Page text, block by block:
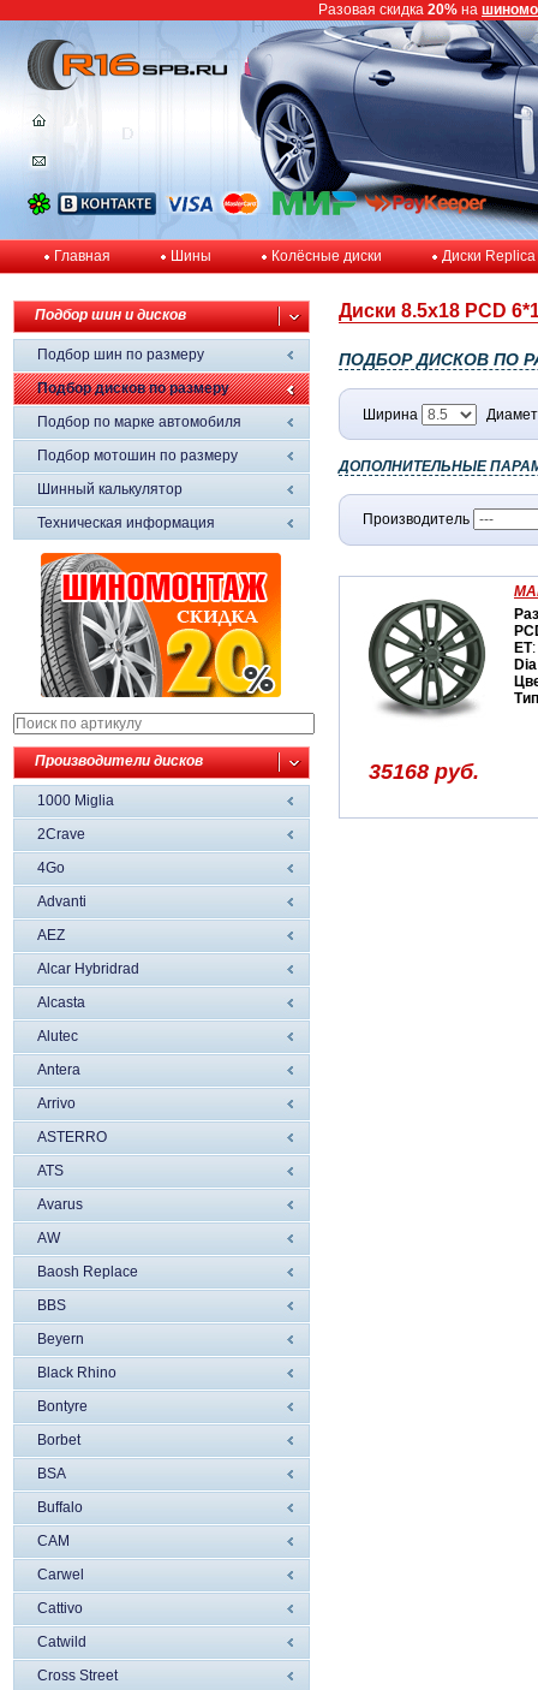
Главная Шины Колёсные диски Диски Replica
Подбор шин и дисков
Подбор шин по размеру
Подбор дисков по размеру
Подбор по марке автомобиля
Подбор мотошин по размеру
Шинный калькулятор
Техническая информация
Производители дисков
1000 Miglia
2Crave
4Go
Advanti
AEZ
Alcar Hybridrad
Alcasta
Alutec
Antera
Arrivo
ASTERRO
ATS
Avarus
AW
Baosh Replace
BBS
Beyern
Black Rhino
Bontyre
Borbet
BSA
Buffalo
CAM
Carwel
Cattivo
Catwild
Cross Street
Диски 8.5x18 PCD
ПОДБОР ДИСКОВ ПО
Ширина
ДОПОЛНИТЕЛЬНЫЕ
Производитель
ET
Dia
Тип
35168 руб.
Разовая скидка 20% на